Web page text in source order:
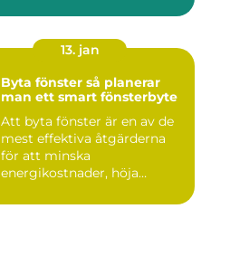
13. jan
Byta fönster så planerar
man ett smart fönsterbyte
Att byta fönster är en av de
mest effektiva åtgärderna
för att minska
energikostnader, höja